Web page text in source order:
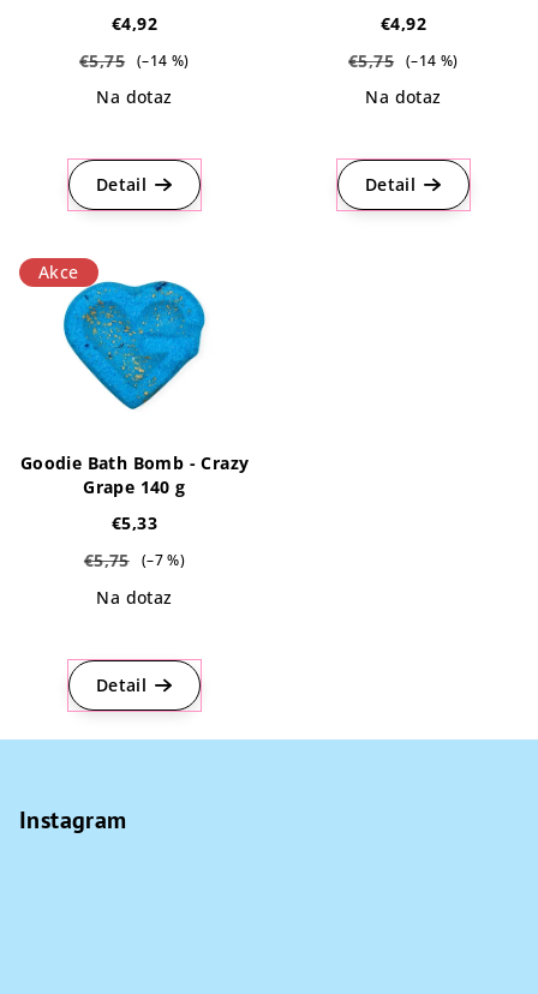
€4,92
€5,75 (–14 %)
Na dotaz
hodnotenie
produktu
je
5
hviezdičiek.
Detail
€4,92
€5,75 (–14 %)
Na dotaz
hodnotenie
produktu
je
Detail
Akce
Goodie Bath Bomb - Crazy
Grape 140 g
€5,33
€5,75
(–7 %)
Na dotaz
hodnotenie
produktu
je
Detail
Instagram